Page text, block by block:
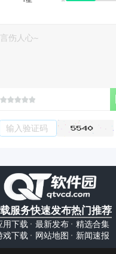
服务
用下载
戏下载
快速发布
最新发布
网站地图
热门推荐
精选合集
新闻速报